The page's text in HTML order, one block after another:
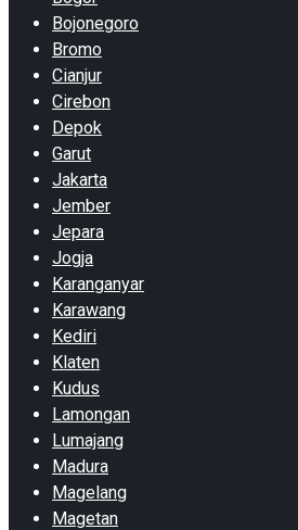
Bojonegoro
Bromo
Cianjur
Cirebon
Depok
Garut
Jakarta
Jember
Jepara
Jogja
Karanganyar
Karawang
Kediri
Klaten
Kudus
Lamongan
Lumajang
Madura
Magelang
Magetan